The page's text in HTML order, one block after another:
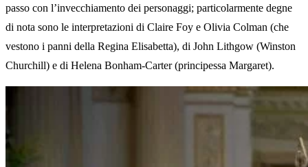
passo con l’invecchiamento dei personaggi; particolarmente degne
di nota sono le interpretazioni di Claire Foy e Olivia Colman (che
vestono i panni della Regina Elisabetta), di John Lithgow (Winston
Churchill) e di Helena Bonham-Carter (principessa Margaret).